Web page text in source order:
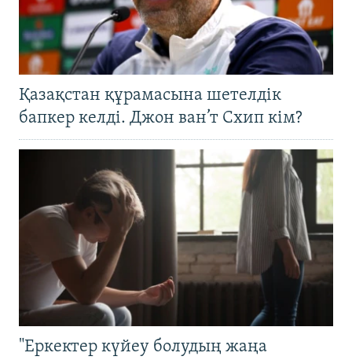
Қазақстан құрамасына шетелдік
бапкер келді. Джон ван’т Схип кім?
"Еркектер күйеу болудың жаңа